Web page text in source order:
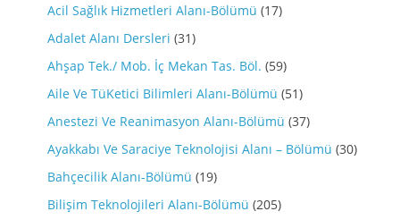
Acil Sağlık Hizmetleri Alanı-Bölümü (17)
Adalet Alanı Dersleri (31)
Ahşap Tek./ Mob. İç Mekan Tas. Böl. (59)
Aile Ve TüKetici Bilimleri Alanı-Bölümü (51)
Anestezi Ve Reanimasyon Alanı-Bölümü (37)
Ayakkabı Ve Saraciye Teknolojisi Alanı – Bölümü (30)
Bahçecilik Alanı-Bölümü (19)
Bilişim Teknolojileri Alanı-Bölümü (205)